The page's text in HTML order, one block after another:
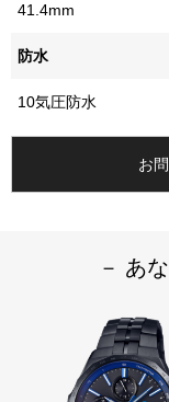
41.4mm
防水
10気圧防水
お
－ あ